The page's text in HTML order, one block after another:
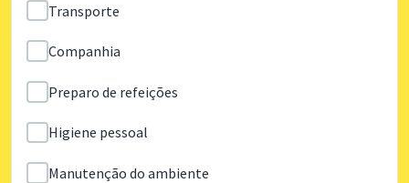
Transporte
Companhia
Preparo de refeições
Higiene pessoal
Manutenção do ambiente